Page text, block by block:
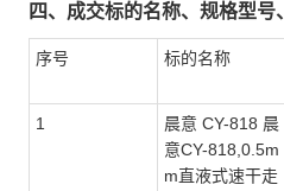
四、成交标的名称、规格型
序号 标的名称
1
晨意 CY-818 晨
意CY-818,0.5m
m直液式速干走